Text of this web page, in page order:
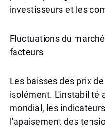
investisseurs et les
Fluctuations du
facteurs
Les baisses des prix
isolément. L'instabilité
mondial, les
l'apaisement des